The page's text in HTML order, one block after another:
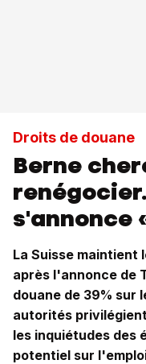
Droits de douane
Berne
s'annonce
La Suisse maintient
après l'annonce de
douane de 39% sur
autorités
les inquiétudes des
potentiel sur